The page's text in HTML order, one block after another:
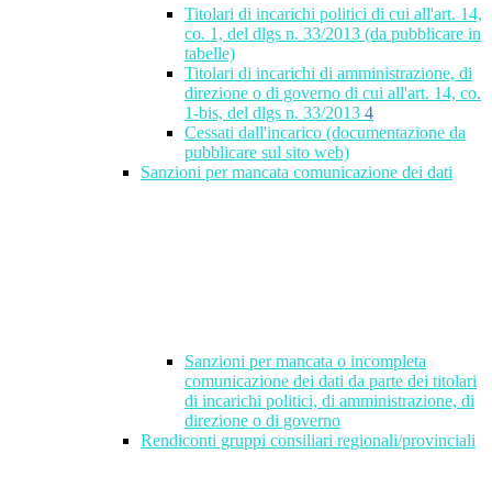
Titolari di incarichi politici di cui all'art. 14,
co. 1, del dlgs n. 33/2013 (da pubblicare in
tabelle)
Titolari di incarichi di amministrazione, di
direzione o di governo di cui all'art. 14, co.
1-bis, del dlgs n. 33/2013 4
Cessati dall'incarico (documentazione da
pubblicare sul sito web)
Sanzioni per mancata comunicazione dei dati
Sanzioni per mancata o incompleta
comunicazione dei dati da parte dei titolari
di incarichi politici, di amministrazione, di
direzione o di governo
Rendiconti gruppi consiliari regionali/provinciali